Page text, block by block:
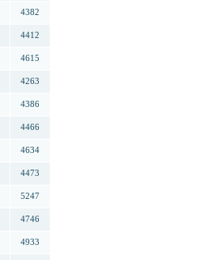
4382
4412
4615
4263
4386
4466
4634
4473
5247
4746
4933